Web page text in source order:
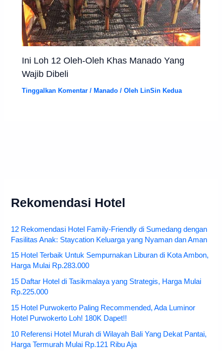
Ini Loh 12 Oleh-Oleh Khas Manado Yang
Wajib Dibeli
Tinggalkan Komentar / Manado / Oleh LinSin Kedua
Rekomendasi Hotel
12 Rekomendasi Hotel Family-Friendly di Sumedang dengan
Fasilitas Anak: Staycation Keluarga yang Nyaman dan Aman
15 Hotel Terbaik Untuk Sempurnakan Liburan di Kota Ambon,
Harga Mulai Rp.283.000
15 Daftar Hotel di Tasikmalaya yang Strategis, Harga Mulai
Rp.225.000
15 Hotel Purwokerto Paling Recommended, Ada Luminor
Hotel Purwokerto Loh! 180K Dapet!!
10 Referensi Hotel Murah di Wilayah Bali Yang Dekat Pantai,
Harga Termurah Mulai Rp.121 Ribu Aja